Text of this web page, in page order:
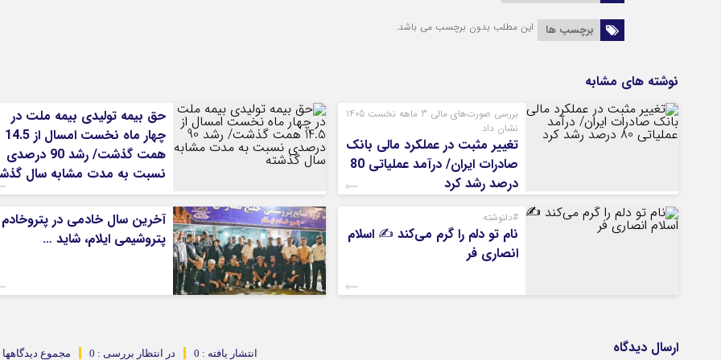
برچسب ها این مطلب بدون برچسب می باشد.
نوشته های مشابه
بررسی صورت‌های مالی 3 ماهه نخست 1405
نشان داد
تغییر مثبت در عملکرد مالی بانک
صادرات ایران/ درآمد عملیاتی 80
درصد رشد کرد
حق بیمه تولیدی بیمه ملت در
چهار ماه نخست امسال از 14.5
همت گذشت/ رشد 90 درصدی
نسبت به مدت مشابه سال
#دلنوشته
نام تو دلم را گرم می‌کند ✍️ اسلام
انصاری فر
آخرین سال خادمی در پتروخادم
پتروشیمی ایلام، شاید …
ارسال دیدگاه مجموع دیدگاهها در انتظار بررسی : 0 انتشار یافته : 0